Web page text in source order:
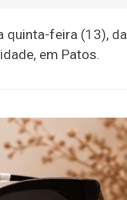
quinta-feira (13), da
em Patos.